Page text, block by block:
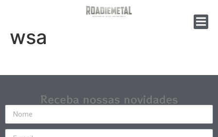
wsa
Receba nossas novidades